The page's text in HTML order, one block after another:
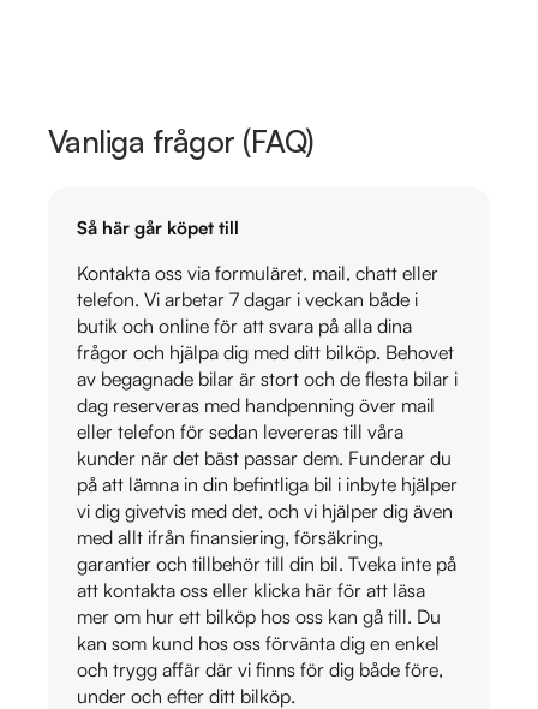
Vanliga frågor (FAQ)
Så här går köpet till
Kontakta oss via formuläret, mail, chatt eller
telefon. Vi arbetar 7 dagar i veckan både i
butik och online för att svara på alla dina
frågor och hjälpa dig med ditt bilköp. Behovet
av begagnade bilar är stort och de flesta bilar i
dag reserveras med handpenning över mail
eller telefon för sedan levereras till våra
kunder när det bäst passar dem. Funderar du
på att lämna in din befintliga bil i inbyte hjälper
vi dig givetvis med det, och vi hjälper dig även
med allt ifrån finansiering, försäkring,
garantier och tillbehör till din bil. Tveka inte på
att kontakta oss eller klicka här för att läsa
mer om hur ett bilköp hos oss kan gå till. Du
kan som kund hos oss förvänta dig en enkel
och trygg affär där vi finns för dig både före,
under och efter ditt bilköp.